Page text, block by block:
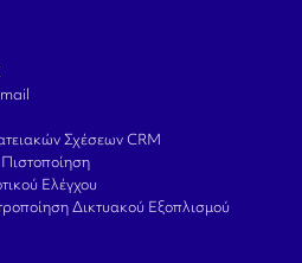
Σχέσεων CRM
Ελέγχου
Δικτυακού Εξοπλισμού